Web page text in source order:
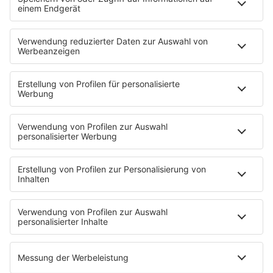
Neues Netzwerk für humanoide Robotik
entsteht
Die IHK Reutlingen baut ein neues Netzwerk für
humanoide Robotik in der Region auf. Ziel ist es,
Unternehmen, Forschung und Start-ups enger zu
verbinden und Innovationen sichtbarer zu machen. …